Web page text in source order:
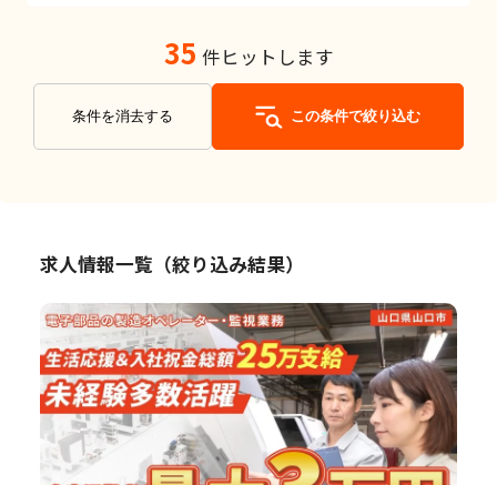
35 件ヒットします
条件を消去する この条件で絞り込む
求人情報一覧（絞り込み結果）